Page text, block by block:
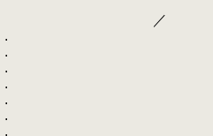
／ ー
.
.
.
.
.
.
.